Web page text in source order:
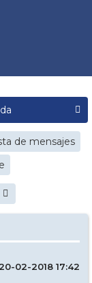
de mensajes
02-2018 17:42